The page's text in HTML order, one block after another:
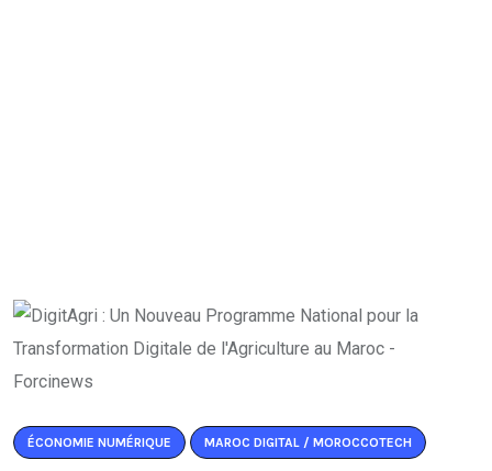
ÉCONOMIE NUMÉRIQUE MAROC DIGITAL / MOROCCOTECH